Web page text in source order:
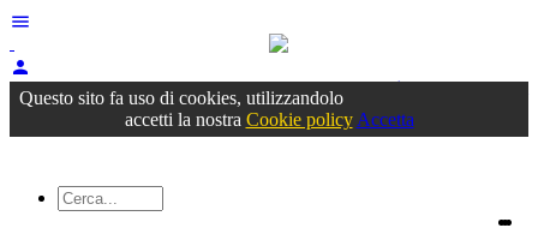
menu
person
Accedioppure registrati
Questo sito fa uso di cookies, utilizzandolo
accetti la nostra Cookie policy Accetta